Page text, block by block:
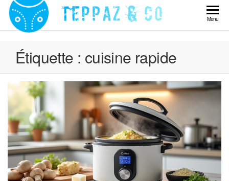
Skip
content
Teppaz
Menu
Étiquette : cuisine rapide